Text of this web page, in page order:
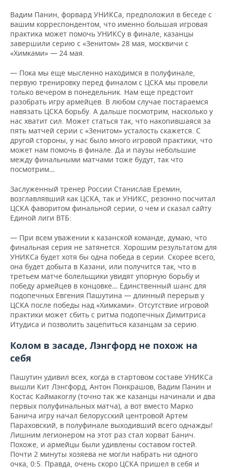
Вадим Панин, форвард УНИКСа, предположил в беседе с
вашим корреспондентом, что именно большая игровая
практика может помочь УНИКСу в финале, казанцы
завершили серию с «Зенитом» 28 мая, москвичи с
«Химками» — 24 мая.
— Пока мы еще мысленно находимся в полуфинале,
первую тренировку перед финалом с ЦСКА мы провели
только вечером в понедельник. Нам еще предстоит
разобрать игру армейцев. В любом случае постараемся
навязать ЦСКА борьбу. А дальше посмотрим, насколько у
нас хватит сил. Может статься так, что накопившаяся за
пять матчей серии с «Зенитом» усталость скажется. С
другой стороны, у нас было много игровой практики, что
может нам помочь в финале. Да и паузы небольшие
между финальными матчами тоже будут, так что
посмотрим…
Заслуженный тренер России Станислав Еремин,
возглавлявший как ЦСКА, так и УНИКС, резонно посчитал
ЦСКА фаворитом финальной серии, о чем и сказал сайту
Единой лиги ВТБ:
— При всем уважении к казанской команде, думаю, что
финальная серия не затянется. Хорошим результатом для
УНИКСа будет хотя бы одна победа в серии. Скорее всего,
она будет добыта в Казани, или получится так, что в
третьем матче болельщики увидят упорную борьбу и
победу армейцев в концовке… Единственный шанс для
подопечных Евгения Пашутина — длинный перерыв у
ЦСКА после победы над «Химками». Отсутствие игровой
практики может сбить с ритма подопечных Димитриса
Итудиса и позволить зацепиться казанцам за серию.
Колом в засаде, Лэнгфорд не похож на
себя
Пашутин удивил всех, когда в стартовом составе УНИКСа
вышли Кит Лэнгфорд, Антон Понкрашов, Вадим Панин и
Костас Каймакоглу (точно так же казанцы начинали и два
первых полуфинальных матча), а вот вместо Марко
Банича игру начал белорусский центровой Артем
Параховский, в полуфинале выходивший всего однажды!
Лишним легионером на этот раз стал хорват Банич.
Похоже, и армейцы были удивлены составом гостей.
Почти 2 минуты хозяева не могли набрать ни одного
очка, 0:5. Правда, очень скоро ЦСКА пришел в себя и